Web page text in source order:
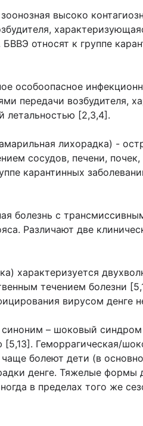
высоко
относят к группе
особоопасное
передачи возбудителя,
летальностью [2,3,4].
лихорадка) -
сосудов, печени,
карантинных
болезнь с
Различают две
характеризуется
течением болезни
вирусом денге
– шоковый синдром
Геморрагическая/
болеют дети (в
денге. Тяжелые формы
в пределах того же